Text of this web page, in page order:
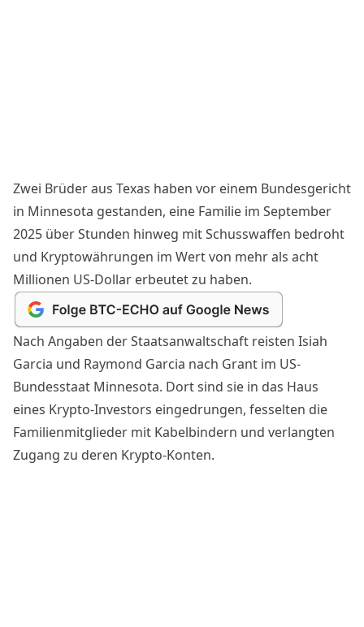
Zwei Brüder aus Texas haben vor einem Bundesgericht
in Minnesota gestanden, eine Familie im September
2025 über Stunden hinweg mit Schusswaffen bedroht
und Kryptowährungen im Wert von mehr als acht
Millionen US-Dollar erbeutet zu haben.
Nach Angaben der Staatsanwaltschaft reisten Isiah
Garcia und Raymond Garcia nach Grant im US-
Bundesstaat Minnesota. Dort sind sie in das Haus
eines Krypto-Investors eingedrungen, fesselten die
Familienmitglieder mit Kabelbindern und verlangten
Zugang zu deren Krypto-Konten.